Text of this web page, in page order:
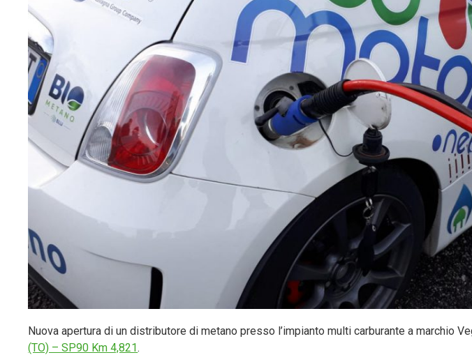
Nuova apertura di un distributore di metano presso l’impianto multi carburante a marchio
(TO) – SP90 Km 4,821.